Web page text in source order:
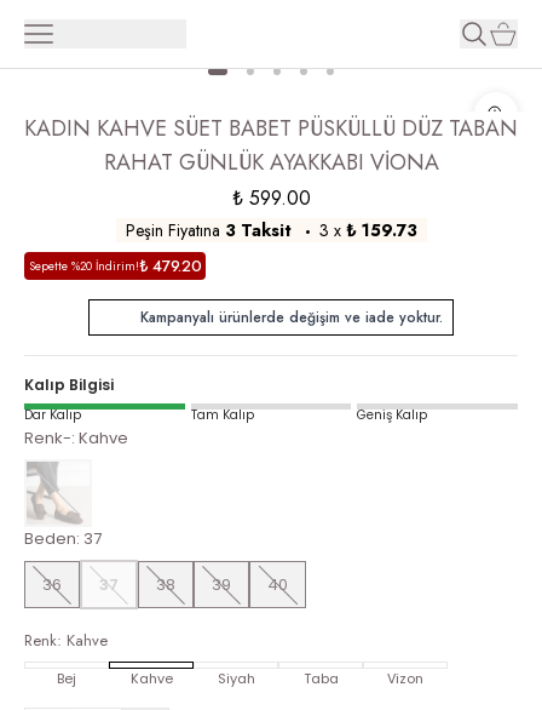
KADIN KAHVE SÜET BABET PÜSKÜLLÜ DÜZ TABAN
RAHAT GÜNLÜK AYAKKABI VİONA
₺ 599.00
Peşin Fiyatına 3 Taksit 3 x ₺ 159.73
Sepette %20 İndirim!₺ 479.20
Kampanyalı ürünlerde değişim ve iade yoktur.
Kalıp Bilgisi
Dar Kalıp Tam Kalıp Geniş Kalıp
Renk-: Kahve
Beden: 37
36
37 38 39 40
Renk: Kahve
Bej Kahve Siyah Taba Vizon